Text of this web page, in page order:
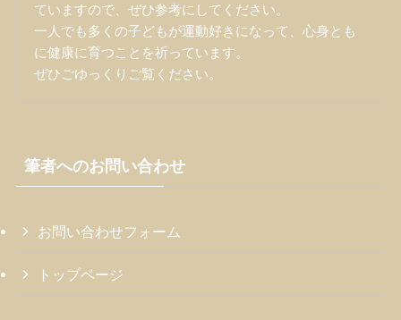
ていますので、ぜひ参考にしてください。
一人でも多くの子どもが運動好きになって、心身とも
に健康に育つことを祈っています。
ぜひごゆっくりご覧ください。
筆者へのお問い合わせ
お問い合わせフォーム
トップページ